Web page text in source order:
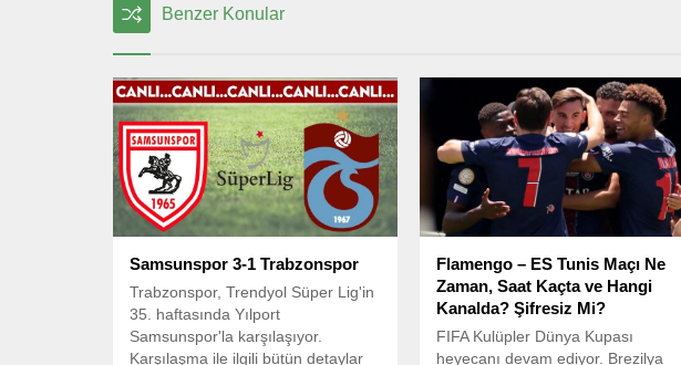
Benzer Konular
Samsunspor 3-1 Trabzonspor
Trabzonspor, Trendyol Süper Lig'in
35. haftasında Yılport
Samsunspor'la karşılaşıyor.
Karşılaşma ile ilgili bütün detaylar
Flamengo – ES Tunis Maçı Ne
Zaman, Saat Kaçta ve Hangi
Kanalda? Şifresiz Mi?
FIFA Kulüpler Dünya Kupası
heyecanı devam ediyor. Brezilya